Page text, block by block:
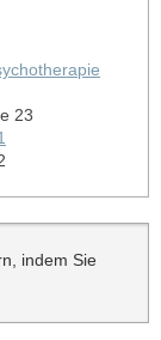
23
indem Sie